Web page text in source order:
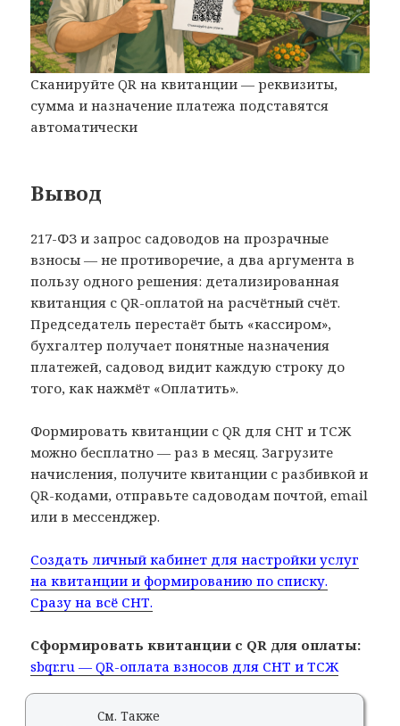
Сканируйте QR на квитанции — реквизиты,
сумма и назначение платежа подставятся
автоматически
Вывод
217-ФЗ и запрос садоводов на прозрачные
взносы — не противоречие, а два аргумента в
пользу одного решения: детализированная
квитанция с QR-оплатой на расчётный счёт.
Председатель перестаёт быть «кассиром»,
бухгалтер получает понятные назначения
платежей, садовод видит каждую строку до
того, как нажмёт «Оплатить».
Формировать квитанции с QR для СНТ и ТСЖ
можно бесплатно — раз в месяц. Загрузите
начисления, получите квитанции с разбивкой и
QR-кодами, отправьте садоводам почтой, email
или в мессенджер.
Создать личный кабинет для настройки услуг
на квитанции и формированию по списку.
Сразу на всё СНТ.
Сформировать квитанции с QR для оплаты:
sbqr.ru — QR-оплата взносов для СНТ и ТСЖ
См. Также